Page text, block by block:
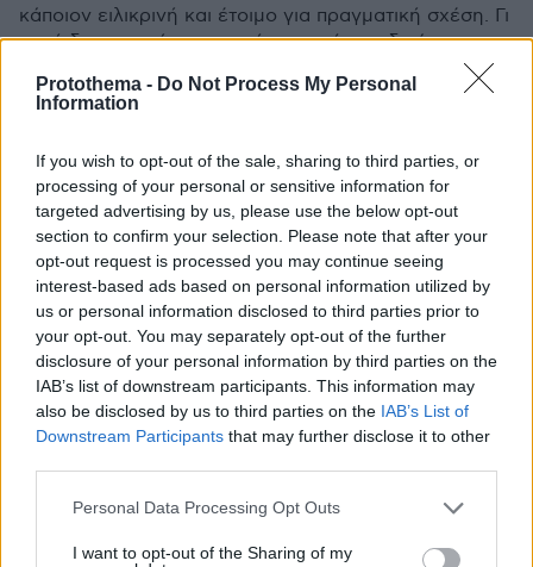
Protothema - Do Not Process My Personal
Information
If you wish to opt-out of the sale, sharing to third parties, or
processing of your personal or sensitive information for
targeted advertising by us, please use the below opt-out
section to confirm your selection. Please note that after your
opt-out request is processed you may continue seeing
interest-based ads based on personal information utilized by
us or personal information disclosed to third parties prior to
your opt-out. You may separately opt-out of the further
disclosure of your personal information by third parties on the
IAB’s list of downstream participants. This information may
also be disclosed by us to third parties on the IAB’s List of
Downstream Participants that may further disclose it to other
Please note that this website/app uses one or more Google
not limited to your visit or usage behaviour. You may click to
Personal Data Processing Opt Outs
I want to opt-out of the Sharing of my
κάποιον ειλικρινή και έτοιμο για πραγματική σχέση. Γι
αυτό δημιουργήσαμε αυτόν τον χώρο ειδικά για
άνδρες όπως εσύ που έχουν ξεκάθαρες προσδοκίες.
Εδώ οι γυναίκες εκτιμούν την υπευθυνότητα την
πολύ πιο εύκολη από όσο νομίζεις. Εγγράψου και
πείσου μόνος σου πόσες δυνατότητες προσφέρει η
πλατφόρμα μας.
ΑΠΑΝΤΗΣΗ
Prince Myshkin
19.05.2026, 23:05
Μόνο το Bohemian Rhapsody είχε καταφερει κάτι
τέτοιο
ΑΠΑΝΤΗΣΗ